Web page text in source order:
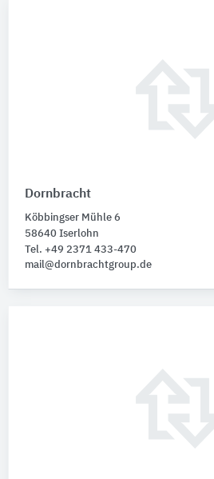
Dornbracht
Köbbingser Mühle 6
58640 Iserlohn
Tel. +49 2371 433-470
mail@dornbrachtgroup.de